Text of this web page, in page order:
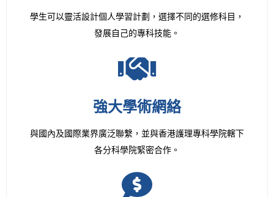
學生可以靈活設計個人學習計劃，選擇不同的選修科目，
發展自己的專科技能。
強大學術網絡
與國內及國際業界廣泛聯繫，並與香港護理專科學院轄下
各分科學院緊密合作。